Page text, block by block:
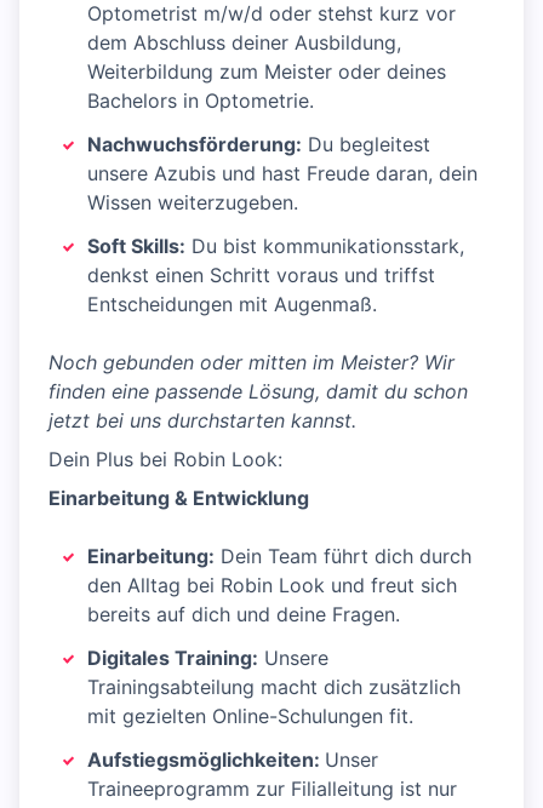
Optometrist m/w/d oder stehst kurz vor
dem Abschluss deiner Ausbildung,
Weiterbildung zum Meister oder deines
Bachelors in Optometrie.
Nachwuchsförderung: Du begleitest
unsere Azubis und hast Freude daran, dein
Wissen weiterzugeben.
Soft Skills: Du bist kommunikationsstark,
denkst einen Schritt voraus und triffst
Entscheidungen mit Augenmaß.
Noch gebunden oder mitten im Meister? Wir
finden eine passende Lösung, damit du schon
jetzt bei uns durchstarten kannst.
Dein Plus bei Robin Look:
Einarbeitung & Entwicklung
Einarbeitung: Dein Team führt dich durch
den Alltag bei Robin Look und freut sich
bereits auf dich und deine Fragen.
Digitales Training: Unsere
Trainingsabteilung macht dich zusätzlich
mit gezielten Online-Schulungen fit.
Aufstiegsmöglichkeiten: Unser
Traineeprogramm zur Filialleitung ist nur